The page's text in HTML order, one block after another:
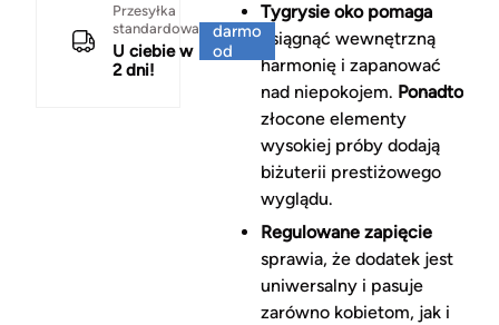
Przesyłka
standardowa
U ciebie w
2 dni!
darmo
od
Tygrysie oko pomaga
osiągnąć wewnętrzną
harmonię i zapanować
nad niepokojem. Ponadto
złocone elementy
wysokiej próby dodają
biżuterii prestiżowego
wyglądu.
Regulowane zapięcie
sprawia, że dodatek jest
uniwersalny i pasuje
zarówno kobietom, jak i